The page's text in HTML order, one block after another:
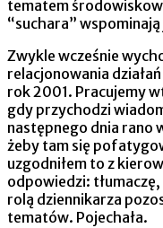
tematem
“suchara”
Zwykle wcześnie
relacjonowania
rok 2001. Pracujemy
gdy przychodzi
następnego dnia rano
żeby tam się
uzgodniłem to z
odpowiedzi:
rolą dziennikarza
tematów. Pojechała.